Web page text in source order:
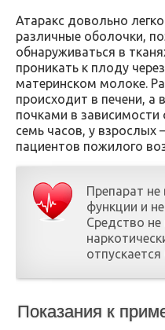
Атаракс довольно
различные оболочки,
обнаруживаться в
проникать к плоду
материнском молоке.
происходит в печени, а
почками в зависимости
семь часов, у взрослых
пациентов пожилого
Препарат
функции и
Средство не
Показания к